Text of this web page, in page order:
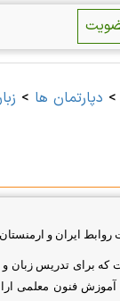
> دپارتمان ها >
روابط ایران و
براى تدریس زبان و
فنون معلمى